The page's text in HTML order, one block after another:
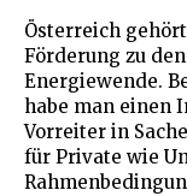
Österreich
Förderung zu
Energiewende.
habe man einen
Vorreiter in
für Private wie